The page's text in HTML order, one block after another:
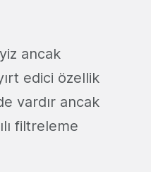
ancak
edici özellik
vardır ancak
filtreleme